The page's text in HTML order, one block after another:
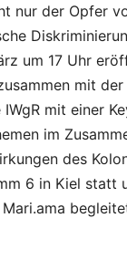
nur der Opfer
um 17 Uhr
mit
mit einer
im
des
6 in Kiel statt